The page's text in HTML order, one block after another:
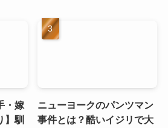
・嫁
】馴
ニューヨークのパンツマン
事件とは？酷いイジリで大